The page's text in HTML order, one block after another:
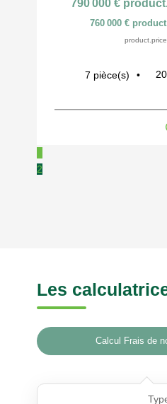
790 000 €
760 000 €
7 pièce(s)
2
Les
Calcul Frais de